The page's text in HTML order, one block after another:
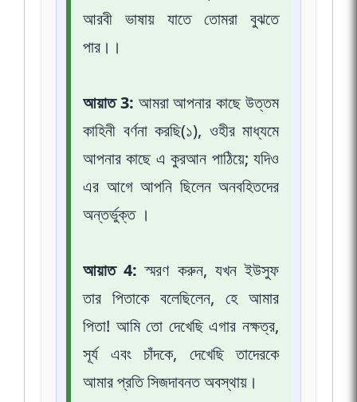
আরবী ভাষায় যাতে তোমরা বুঝতে
পার।।
আয়াত 3: আমরা আপনার কাছে উত্তম
কাহিনী বর্ণনা করছি(১), ওহীর মাধ্যমে
আপনার কাছে এ কুরআন পাঠিয়ে; যদিও
এর আগে আপনি ছিলেন অনবহিতদের
অন্তর্ভুক্ত ।
আয়াত 4: স্মরণ করুন, যখন ইউসুফ
তার পিতাকে বলেছিলেন, হে আমার
পিতা! আমি তো দেখেছি এগার নক্ষত্র,
সূর্য এবং চাঁদকে, দেখেছি তাদেরকে
আমার প্রতি সিজদাবনত অবস্থায়।